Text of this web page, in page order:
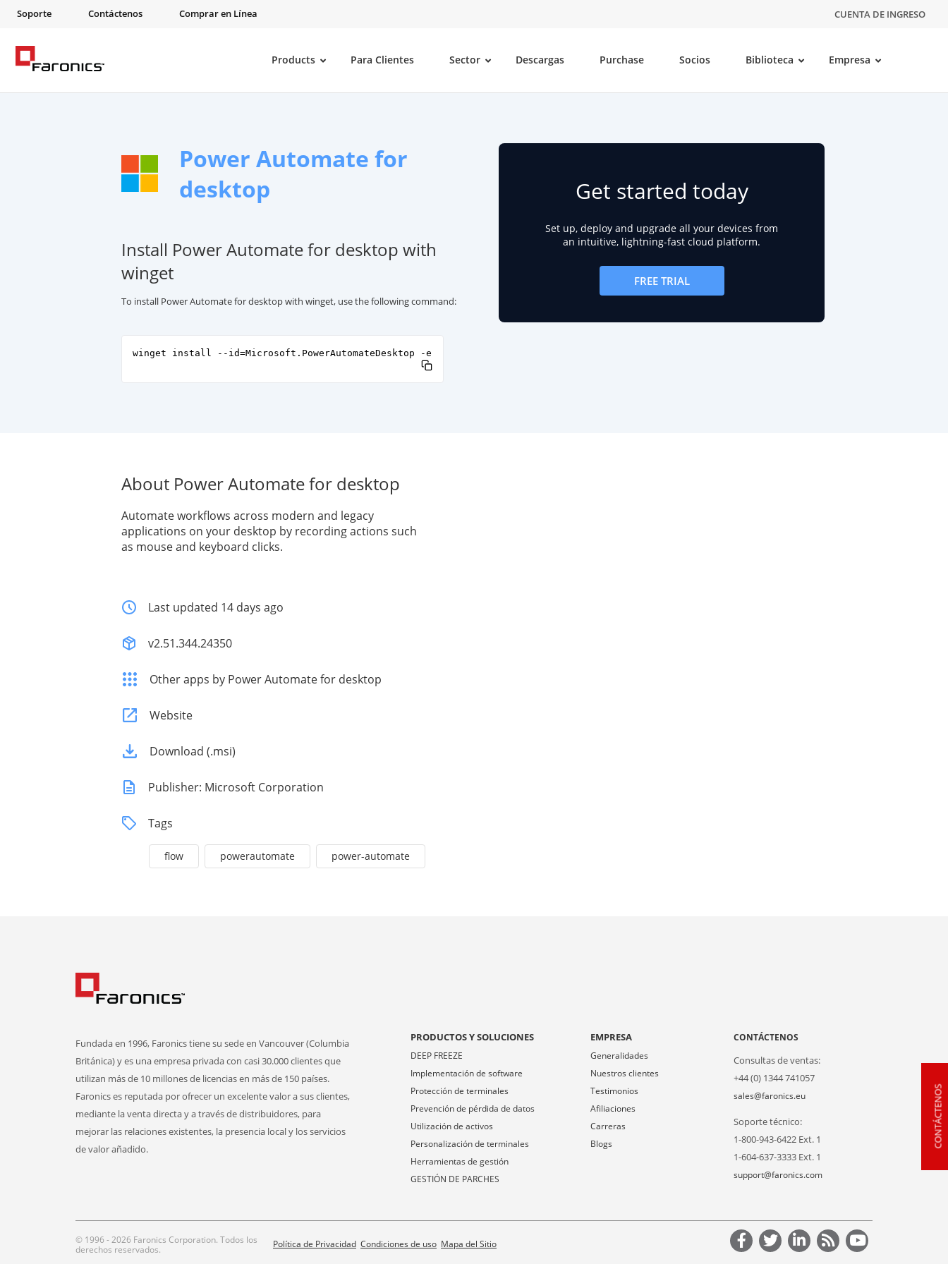
Soporte Contáctenos Comprar en Línea CUENTA DE INGRESO
Products Para Clientes Sector Descargas Purchase Socios Biblioteca Empresa
Power Automate for
desktop
Install Power Automate for desktop with
winget
To install Power Automate for desktop with winget, use the following command:
winget install --id=Microsoft.PowerAutomateDesktop -e
Get started today
Set up, deploy and upgrade all your devices from
an intuitive, lightning-fast cloud platform.
FREE TRIAL
About Power Automate for desktop
Automate workflows across modern and legacy
applications on your desktop by recording actions such
as mouse and keyboard clicks.
Last updated 14 days ago
v2.51.344.24350
Other apps by Power Automate for desktop
Website
Download (.msi)
Publisher: Microsoft Corporation
Tags
flow powerautomate power-automate
Fundada en 1996, Faronics tiene su sede en Vancouver (Columbia
Británica) y es una empresa privada con casi 30.000 clientes que
utilizan más de 10 millones de licencias en más de 150 países.
Faronics es reputada por ofrecer un excelente valor a sus clientes,
mediante la venta directa y a través de distribuidores, para
mejorar las relaciones existentes, la presencia local y los servicios
de valor añadido.
PRODUCTOS Y SOLUCIONES
DEEP FREEZE
Implementación de software
Protección de terminales
Prevención de pérdida de datos
Utilización de activos
Personalización de terminales
Herramientas de gestión
GESTIÓN DE PARCHES
EMPRESA
Generalidades
Nuestros clientes
Testimonios
Afiliaciones
Carreras
Blogs
CONTÁCTENOS
Consultas de ventas:
+44 (0) 1344 741057
sales@faronics.eu
Soporte técnico:
1-800-943-6422 Ext. 1
1-604-637-3333 Ext. 1
support@faronics.com
© 1996 - 2026 Faronics Corporation. Todos los
derechos reservados.
Política de Privacidad Condiciones de uso Mapa del Sitio
CONTÁCTENOS